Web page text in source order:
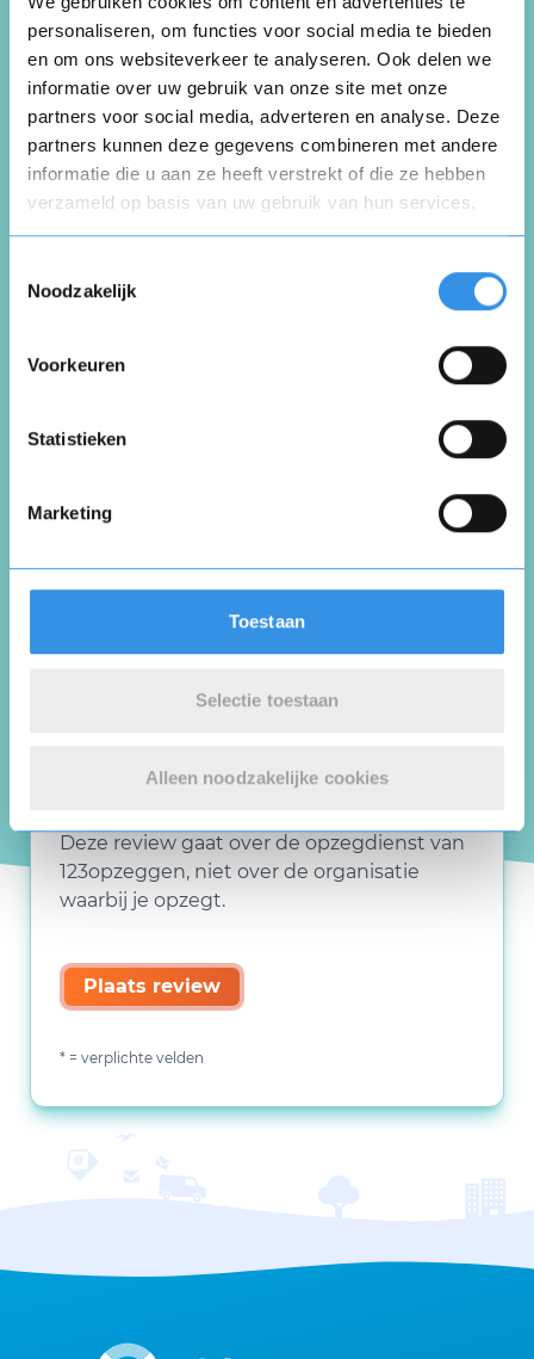
personaliseren, om functies voor social media te bieden
en om ons websiteverkeer te analyseren. Ook delen we
informatie over uw gebruik van onze site met onze
partners voor social media, adverteren en analyse. Deze
partners kunnen deze gegevens combineren met andere
informatie die u aan ze heeft verstrekt of die ze hebben
verzameld op basis van uw gebruik van hun services.
Noodzakelijk
Voorkeuren
Statistieken
Marketing
Toestaan
Selectie toestaan
Alleen noodzakelijke cookies
Deel je ervaring met de opzegdienst van
123opzeggen
Schrijf een review
Beoordeel je ervaring *
Deze review gaat over de opzegdienst van
123opzeggen, niet over de organisatie
waarbij je opzegt.
Plaats review
* = verplichte velden